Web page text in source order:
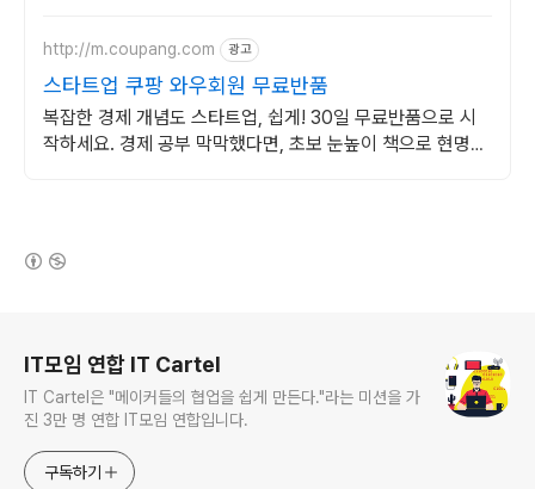
http://m.coupang.com 광고
스타트업 쿠팡 와우회원 무료반품
복잡한 경제 개념도 스타트업, 쉽게! 30일 무료반품으로 시
작하세요. 경제 공부 막막했다면, 초보 눈높이 책으로 현명한
IT모임 연합 IT Cartel
IT Cartel은 "메이커들의 협업을 쉽게 만든다."라는 미션을 가
진 3만 명 연합 IT모임 연합입니다.
구독하기